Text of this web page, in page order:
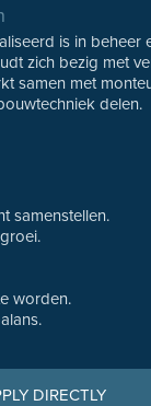
is in beheer
zich bezig met
samen met
delen.
samenstellen.
worden.
DIRECTLY